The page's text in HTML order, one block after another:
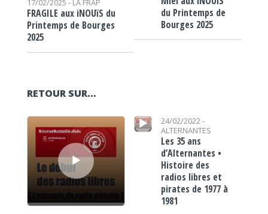
FRAGILE aux iNOUïS du
Printemps de Bourges
2025
du Printemps de
Bourges 2025
RETOUR SUR…
Lecteur audio
Lecteur audio
24/02/2022 -
ALTERNANTES
Les 35 ans
d’Alternantes •
Histoire des
radios libres et
pirates de 1977 à
1981